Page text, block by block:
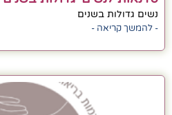
נשים גדולות בשנים
- להמשך קריאה -